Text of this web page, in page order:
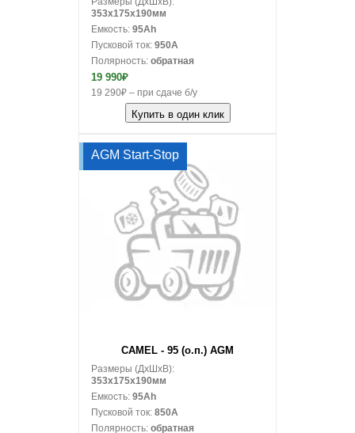
353x175x190мм
Емкость: 95Ah
Пусковой ток: 950A
Полярность: обратная
19 990₽
19 290₽ – при сдаче б/у
Купить в один клик
AGM Start-Stop
CAMEL - 95 (о.п.) AGM
Размеры (ДxШxВ):
353x175x190мм
Емкость: 95Ah
Пусковой ток: 850A
Полярность: обратная